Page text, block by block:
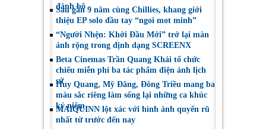
đánh bộ
Sau gần 9 năm cùng Chillies, khang giới
thiệu EP solo đầu tay “ngoi mot minh”
“Người Nhện: Khởi Đầu Mới” trở lại màn
ảnh rộng trong định dạng SCREENX
Beta Cinemas Trần Quang Khải tổ chức
chiếu miễn phí ba tác phẩm điện ảnh lịch
sử
Huy Quang, Mỹ Đăng, Đông Triều mang ba
màu sắc riêng làm sống lại những ca khúc
kỷ niệm
MAIQUINN lột xác với hình ảnh quyến rũ
nhất từ trước đến nay